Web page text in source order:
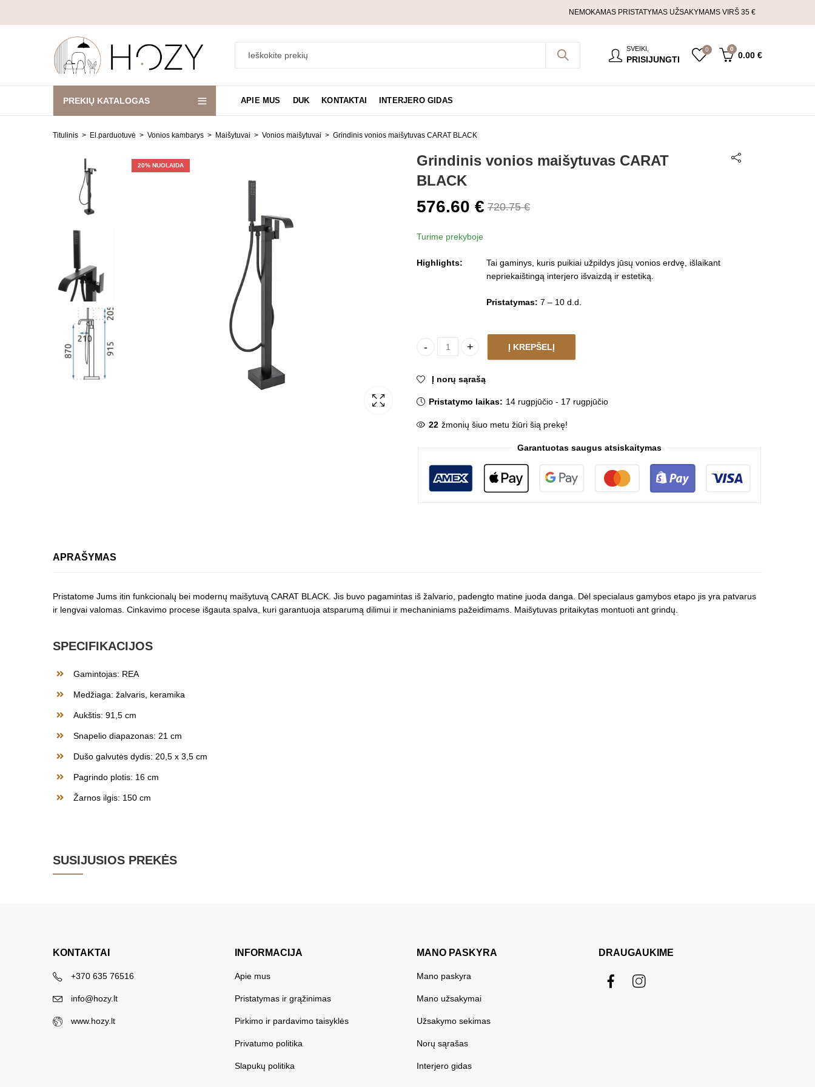
NEMOKAMAS PRISTATYMAS UŽSAKYMAMS VIRŠ 35 €
SVEIKI,
PRISIJUNGTI
0 0
0.00 €
PREKIŲ KATALOGAS APIE MUS DUK KONTAKTAI INTERJERO GIDAS
Titulinis El.parduotuvė Vonios kambarys Maišytuvai Vonios maišytuvai Grindinis vonios maišytuvas CARAT BLACK
20% NUOLAIDA
Grindinis vonios maišytuvas CARAT
BLACK
576.60 € 720.75€
Turime prekyboje
Highlights:
Tai gaminys, kuris puikiai užpildys jūsų vonios erdvę, išlaikant
nepriekaištingą interjero išvaizdą ir estetiką.
Pristatymas: 7 – 10 d.d.
Grindinis vonios maišytuvas CARAT BLACK quantity
Į KREPŠELĮ
Į norų sąrašą
Pristatymo laikas: 14 rugpjūčio - 17 rugpjūčio
22 žmonių šiuo metu žiūri šią prekę!
Garantuotas saugus atsiskaitymas
APRAŠYMAS
Pristatome Jums itin funkcionalų bei modernų maišytuvą CARAT BLACK. Jis buvo pagamintas iš žalvario, padengto matine juoda danga. Dėl specialaus gamybos etapo jis yra patvarus
ir lengvai valomas. Cinkavimo procese išgauta spalva, kuri garantuoja atsparumą dilimui ir mechaniniams pažeidimams. Maišytuvas pritaikytas montuoti ant grindų.
SPECIFIKACIJOS
Gamintojas: REA
Medžiaga: žalvaris, keramika
Aukštis: 91,5 cm
Snapelio diapazonas: 21 cm
Dušo galvutės dydis: 20,5 x 3,5 cm
Pagrindo plotis: 16 cm
Žarnos ilgis: 150 cm
SUSIJUSIOS PREKĖS
KONTAKTAI
+370 635 76516
info@hozy.lt
www.hozy.lt
INFORMACIJA
Apie mus
Pristatymas ir grąžinimas
Pirkimo ir pardavimo taisyklės
Privatumo politika
Slapukų politika
MANO PASKYRA
Mano paskyra
Mano užsakymai
Užsakymo sekimas
Norų sąrašas
Interjero gidas
DRAUGAUKIME